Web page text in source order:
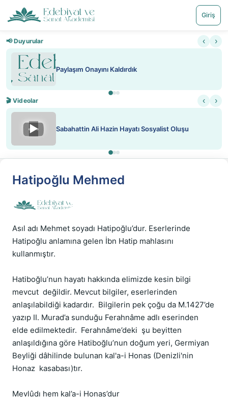
Giriş
📢 Duyurular ‹ ›
Kaldırdık
🎬 Videolar ‹ ›
Hayatı Sosyalist Oluşu ▶ ATEŞ YAKMAK
Hatipoğlu Mehmed
Asıl adı Mehmet soyadı Hatipoğlu’dur. Eserlerinde
Hatipoğlu anlamına gelen İbn Hatip mahlasını
kullanmıştır.
Hatiboğlu’nun hayatı hakkında elimizde kesin bilgi
mevcut  değildir. Mevcut bilgiler, eserlerinden
anlaşılabildiği kadardır.  Bilgilerin pek çoğu da M.1427’de
yazıp II. Murad’a sunduğu Ferahnâme adlı eserinden
elde edilmektedir.  Ferahnâme’deki  şu beyitten
anlaşıldığına göre Hatiboğlu’nun doğum yeri, Germiyan
Beyliği dâhilinde bulunan kal'a-i Honas (Denizli'nin
Honaz  kasabası)tır.
Mevlûdı hem kal’a-i Honas’dur